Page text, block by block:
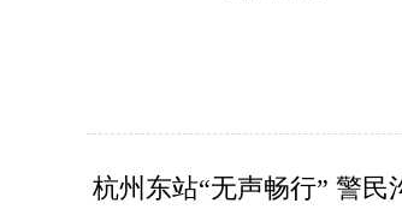
杭州东站“无声畅行” 警民